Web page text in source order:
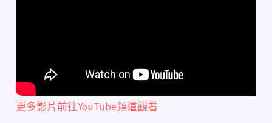
更多影片前往YouTube頻道觀看